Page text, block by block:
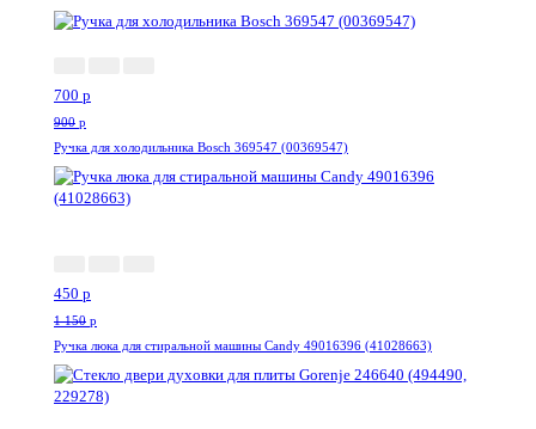
700 p
900 p
Ручка для холодильника Bosch 369547 (00369547)
450 p
1 150 p
Ручка люка для стиральной машины Candy 49016396 (41028663)